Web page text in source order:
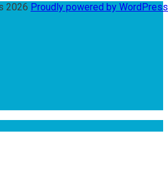
2026 Proudly powered by